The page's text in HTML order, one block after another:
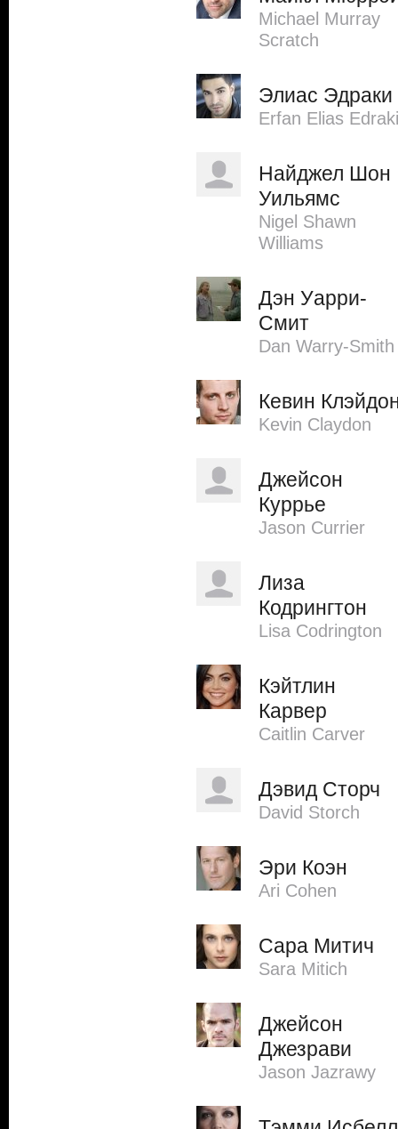
Michael Murray
Scratch
Элиас Эдраки
Erfan Elias Edraki
Найджел Шон
Уильямс
Nigel Shawn
Williams
Дэн Уарри-
Смит
Dan Warry-Smith
Кевин
Kevin Claydon
Джейсон
Куррье
Jason Currier
Лиза
Кодрингтон
Lisa Codrington
Кэйтлин
Карвер
Caitlin Carver
Дэвид Сторч
David Storch
Эри Коэн
Ari Cohen
Сара Митич
Sara Mitich
Джейсон
Джезрави
Jason Jazrawy